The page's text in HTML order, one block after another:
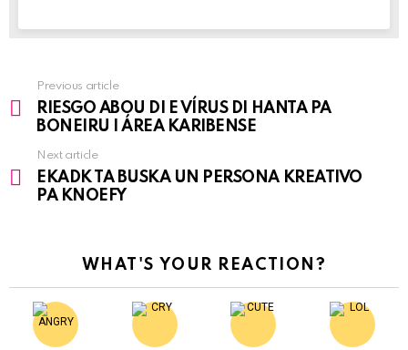
See
more
Previous article
RIESGO ABOU DI E VÍRUS DI HANTA PA
BONEIRU I ÁREA KARIBENSE
Next article
EKADK TA BUSKA UN PERSONA KREATIVO
PA KNOEFY
WHAT'S YOUR REACTION?